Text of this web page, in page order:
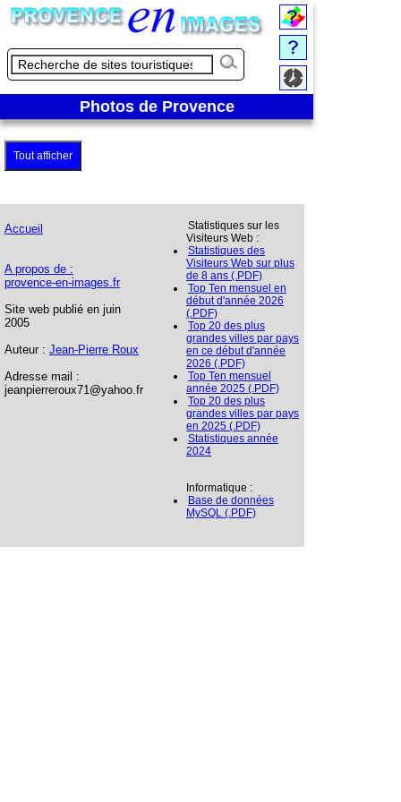
Photos de Provence
Tout afficher
Accueil
A propos de :
provence-en-images.fr
Site web publié en juin
2005
Auteur : Jean-Pierre Roux
Adresse mail :
jeanpierreroux71@yahoo.fr
Statistiques sur les
Visiteurs Web :
Statistiques des
Visiteurs Web sur plus
de 8 ans (.PDF)
Top Ten mensuel en
début d'année 2026
(.PDF)
Top 20 des plus
grandes villes par pays
en ce début d'année
2026 (.PDF)
Top Ten mensuel
année 2025 (.PDF)
Top 20 des plus
grandes villes par pays
en 2025 (.PDF)
Statistiques année
2024
Informatique :
Base de données
MySQL (.PDF)